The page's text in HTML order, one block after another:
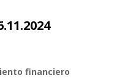
financiero